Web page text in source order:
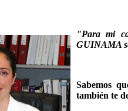
"Para mi
GUINAMA
Sabemos
también te